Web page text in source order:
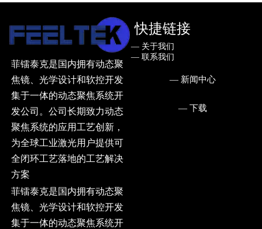
菲镭泰克是国内拥有动态聚
焦镜、光学设计和软控开发
集于一体的动态聚焦系统开
发公司。公司长期致力动态
聚焦系统的应用工艺创新，
为全球工业激光用户提供可
全闭环工艺落地的工艺解决
方案
菲镭泰克是国内拥有动态聚
焦镜、光学设计和软控开发
集于一体的动态聚焦系统开
快捷链接
— ㅤ关于我们
— ㅤ联系我们
— ㅤ新闻中心
— ㅤ下载